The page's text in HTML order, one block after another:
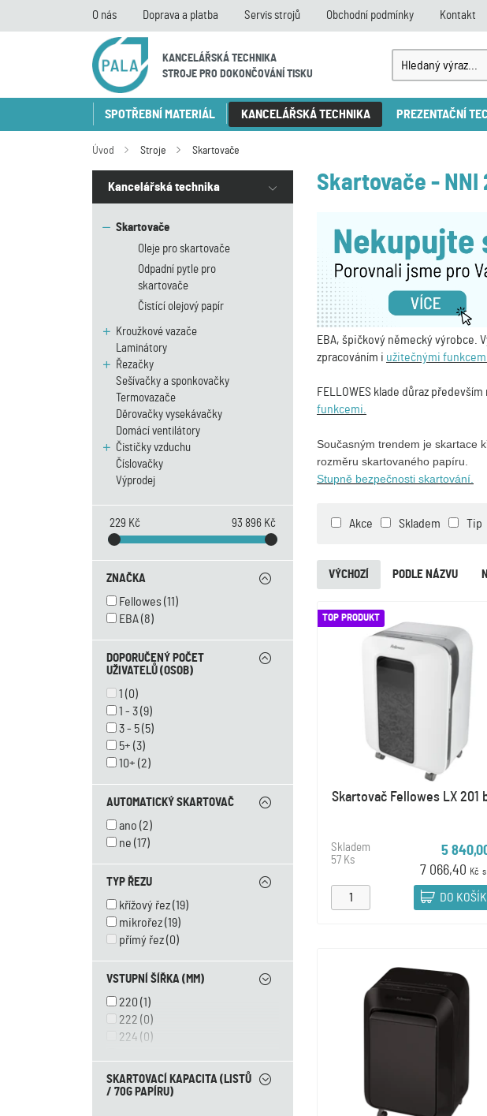
O nás Doprava a platba Servis strojů Obchodní podmínky Kontakt
KANCELÁŘSKÁ TECHNIKA
STROJE PRO DOKONČOVÁNÍ TISKU
SPOTŘEBNÍ MATERIÁL KANCELÁŘSKÁ TECHNIKA PREZENTAČNÍ
Úvod Stroje Skartovače
Kancelářská technika
Skartovače
Oleje pro skartovače
Odpadní pytle pro
skartovače
Čistící olejový papír
Kroužkové vazače
Laminátory
Řezačky
Sešívačky a sponkovačky
Termovazače
Děrovačky vysekávačky
Domácí ventilátory
Čističky vzduchu
Číslovačky
Výprodej
229 Kč 93 896 Kč
ZNAČKA
Fellowes(11)
EBA(8)
DOPORUČENÝ POČET
UŽIVATELŮ (OSOB)
1 (0)
1 - 3(9)
3 - 5(5)
5+ (3)
10+ (2)
AUTOMATICKÝ SKARTOVAČ
ano (2)
ne (17)
TYP ŘEZU
křížový řez(19)
mikrořez(19)
přímý řez(0)
VSTUPNÍ ŠÍŘKA (MM)
220 (1)
222 (0)
224 (0)
240(3)
260(2)
SKARTOVACÍ KAPACITA (LISTŮ
/ 70G PAPÍRU)
Skartovače - NNI
EBA, špičkový německý výrobce.
zpracováním i užitečnými
FELLOWES klade důraz
funkcemi.
Současným trendem je skartace
rozměru skartovaného papíru.
Stupně bezpečnosti skartování.
Akce Skladem Tip
PODLE NÁZVU
VÝCHOZÍ
TOP PRODUKT
Skartovač Fellowes LX 201
Skladem
57 Ks
5
7 066,40 Kč s
DO